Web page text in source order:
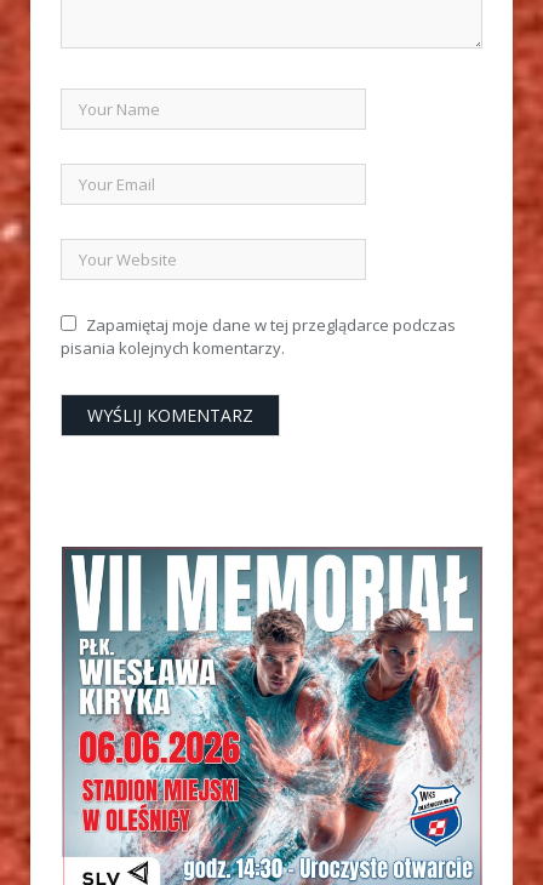
Zapamiętaj moje dane w tej przeglądarce podczas
pisania kolejnych komentarzy.